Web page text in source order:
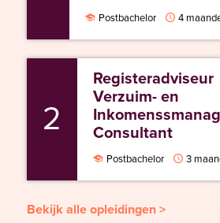
Postbachelor 4
2
Registeradviseur
Verzuim- en
Consultant
Postbachelor 3
Bekijk alle opleidingen >